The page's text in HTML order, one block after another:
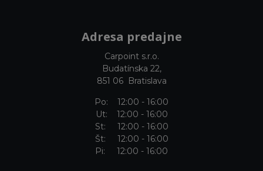
Adresa predajne
Carpoint s.r.o.
Budatínska 22,
851 06 Bratislava
Po: 12:00 - 16:00
Ut: 12:00 - 16:00
St: 12:00 - 16:00
Št: 12:00 - 16:00
Pi: 12:00 - 16:00